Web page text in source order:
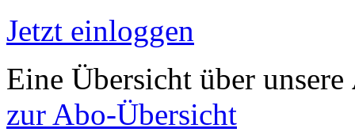
Jetzt einloggen
Eine Übersicht über unsere
zur Abo-Übersicht